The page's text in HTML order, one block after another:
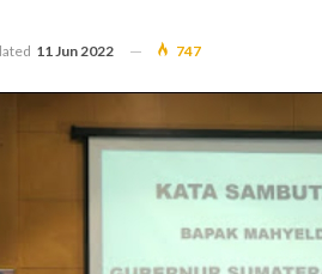
11 Jun 2022 747